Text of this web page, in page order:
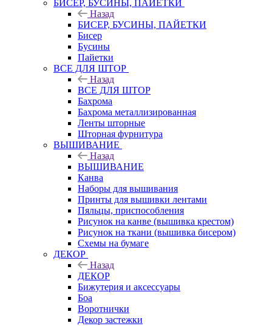
БИСЕР, БУСИНЫ, ПАЙЕТКИ
Назад
БИСЕР, БУСИНЫ, ПАЙЕТКИ
Бисер
Бусины
Пайетки
ВСЕ ДЛЯ ШТОР
Назад
ВСЕ ДЛЯ ШТОР
Бахрома
Бахрома металлизированная
Ленты шторные
Шторная фурнитура
ВЫШИВАНИЕ
Назад
ВЫШИВАНИЕ
Канва
Наборы для вышивания
Принты для вышивки лентами
Пяльцы, приспособления
Рисунок на канве (вышивка крестом)
Рисунок на ткани (вышивка бисером)
Схемы на бумаге
ДЕКОР
Назад
ДЕКОР
Бижутерия и аксессуары
Боа
Воротнички
Декор застежки